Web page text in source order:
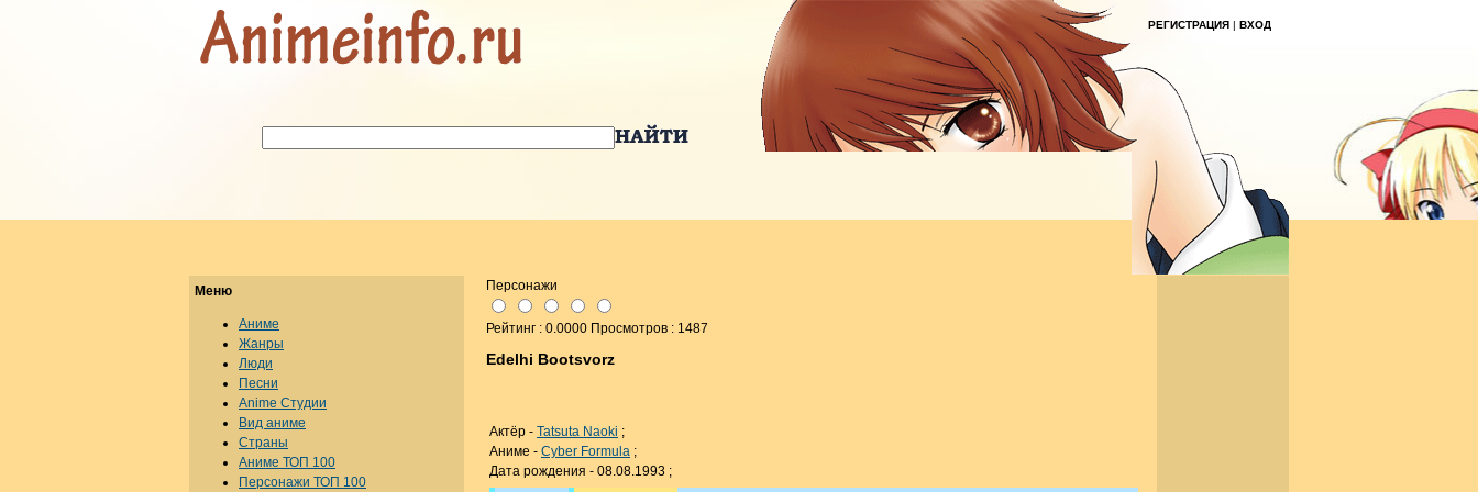
РЕГИСТРАЦИЯ | ВХОД
Персонажи
Рейтинг : 0.0000 Просмотров : 1487
Edelhi Bootsvorz
Актёр - Tatsuta Naoki ;
Аниме - Cyber Formula ;
Дата рождения - 08.08.1993 ;
Меню
Аниме
Жанры
Люди
Песни
Anime Студии
Вид аниме
Страны
Аниме ТОП 100
Персонажи ТОП 100